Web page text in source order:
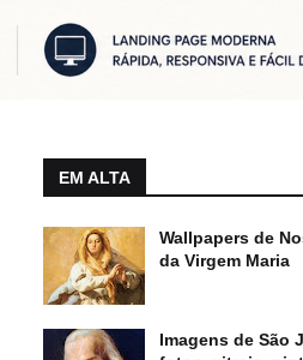
EM ALTA
Wallpapers de
da Virgem Maria
Imagens de São